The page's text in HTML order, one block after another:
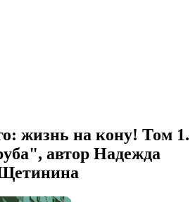
жизнь на кону! Том 1.
автор Надежда